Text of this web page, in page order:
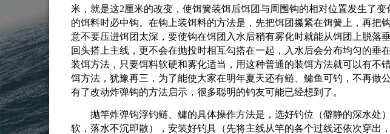
米，就是这2厘米的改变，使饵簧装饵后饵团与周围钩的相对位置发生了
的饵料时必中钩。在钩上装饵料的方法是，先把饵团攥紧在饵簧上，再把
意不要压进饵团太深，要使钩在饵团入水后稍有雾化时就能从饵团上脱落
回头搭上主线，更不会在抛投时相互勾搭在一起，入水后会分布均匀的垂
装饵方法，只要饵料软硬和雾化适当，用这种普通的装饵方法就可以有不
饵方法，犹豫再三，为了能使大家在明年夏天还有鲢、鳙鱼可钓，不再做
有了改动炸弹钩的方法启示，很多聪明的钓友可能已经想到了。
抛竿炸弹钩浮钓鲢、鳙的具体操作方法是，选好钓位（僻静的深水处
软，落水不沉即散），安装好钓具（先将主线从竿的各个过线还依次穿出